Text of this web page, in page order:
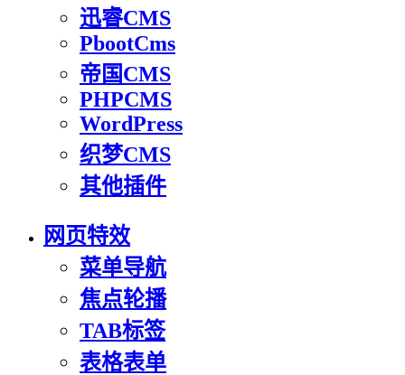
迅睿CMS
PbootCms
帝国CMS
PHPCMS
WordPress
织梦CMS
其他插件
网页特效
菜单导航
焦点轮播
TAB标签
表格表单